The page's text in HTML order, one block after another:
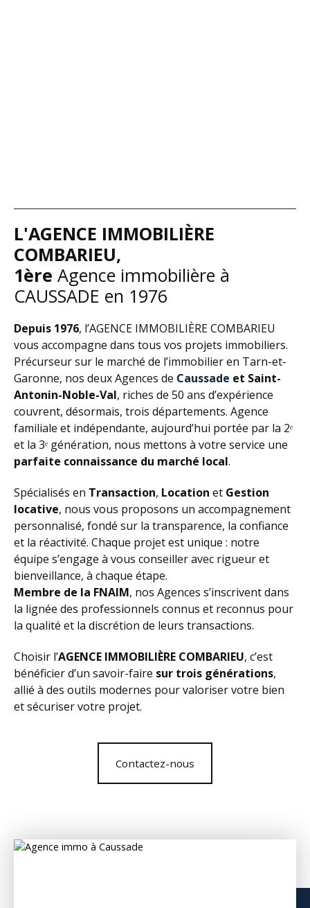
L'AGENCE IMMOBILIÈRE
COMBARIEU,
1ère Agence immobilière à
CAUSSADE en 1976
Depuis 1976, l’AGENCE IMMOBILIÈRE COMBARIEU
vous accompagne dans tous vos projets immobiliers.
Précurseur sur le marché de l’immobilier en Tarn-et-
Garonne, nos deux Agences de Caussade et Saint-
Antonin-Noble-Val, riches de 50 ans d’expérience
couvrent, désormais, trois départements. Agence
familiale et indépendante, aujourd’hui portée par la 2ᵉ
et la 3ᵉ génération, nous mettons à votre service une
parfaite connaissance du marché local.
Spécialisés en Transaction, Location et Gestion
locative, nous vous proposons un accompagnement
personnalisé, fondé sur la transparence, la confiance
et la réactivité. Chaque projet est unique : notre
équipe s’engage à vous conseiller avec rigueur et
bienveillance, à chaque étape.
Membre de la FNAIM, nos Agences s’inscrivent dans
la lignée des professionnels connus et reconnus pour
la qualité et la discrétion de leurs transactions.
Choisir l’AGENCE IMMOBILIÈRE COMBARIEU, c’est
bénéficier d’un savoir-faire sur trois générations,
allié à des outils modernes pour valoriser votre bien
et sécuriser votre projet.
Contactez-nous